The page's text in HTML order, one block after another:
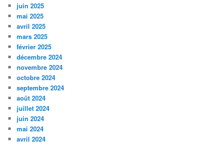
juin 2025
mai 2025
avril 2025
mars 2025
février 2025
décembre 2024
novembre 2024
octobre 2024
septembre 2024
août 2024
juillet 2024
juin 2024
mai 2024
avril 2024